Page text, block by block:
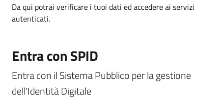
Da qui potrai verificare i tuoi dati ed accedere ai servizi
autenticati.
Entra con SPID
Entra con il Sistema Pubblico per la gestione
dell'Identità Digitale